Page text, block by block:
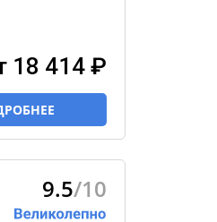
18 414 ₽
9.5/10